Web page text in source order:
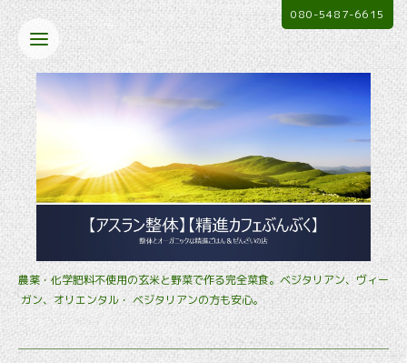
農薬・化学肥料不使用の玄米と野菜で作る完全菜食。ベジタリアン、ヴィー
ガン、オリエンタル・ ベジタリアンの方も安心。
080-5487-6615